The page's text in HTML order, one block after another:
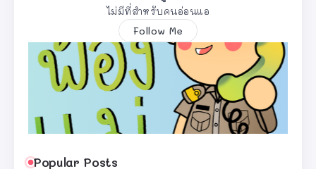
ไม่มีที่สำหรับคนอ่อนแอ
Follow Me
Popular Posts